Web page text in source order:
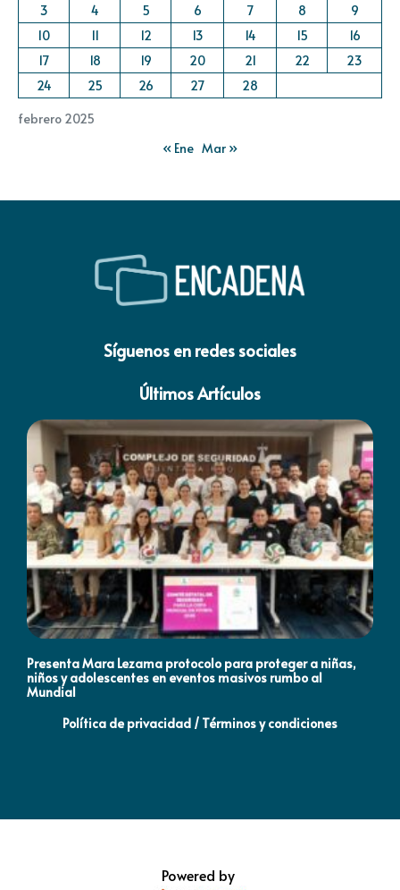
febrero 2025
3
4 5 6 7 8
9
10
11 12 13 14 15
16
17
18 19 20 21 22
23
24
25 26 27 28
« Ene Mar »
Síguenos en redes sociales
Últimos Artículos
Presenta Mara Lezama protocolo para proteger a niñas,
niños y adolescentes en eventos masivos rumbo al
Mundial
Política de privacidad / Términos y condiciones
Powered by